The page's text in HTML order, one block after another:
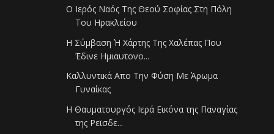
Ο Ιερός Ναός Της Θεού Σοφίας Στη Πόλη
Του Ηρακλείου
Η Σύμβαση Ή Χάρτης Της Χαλέπας Που
Έδινε Ημιαυτονο...
Καλλυντικά Απο Την Φύση Με Άρωμα
Γυναίκας
Η Θαυματουργός Ιερά Εικόνα της Παναγίας
της Ρεϊσδε...